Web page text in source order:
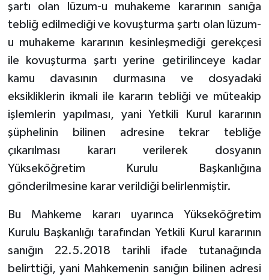
şartı olan lüzum-u muhakeme kararının sanığa
tebliğ edilmediği ve kovuşturma şartı olan lüzum-
u muhakeme kararının kesinleşmediği gerekçesi
ile kovuşturma şartı yerine getirilinceye kadar
kamu davasının durmasına ve dosyadaki
eksikliklerin ikmali ile kararın tebliği ve müteakip
işlemlerin yapılması, yani Yetkili Kurul kararının
şüphelinin bilinen adresine tekrar tebliğe
çıkarılması kararı verilerek dosyanın
Yükseköğretim Kurulu Başkanlığına
gönderilmesine karar verildiği belirlenmiştir.
Bu Mahkeme kararı uyarınca Yükseköğretim
Kurulu Başkanlığı tarafından Yetkili Kurul kararının
sanığın 22.5.2018 tarihli ifade tutanağında
belirttiği, yani Mahkemenin sanığın bilinen adresi